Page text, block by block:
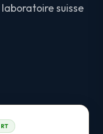
suisse